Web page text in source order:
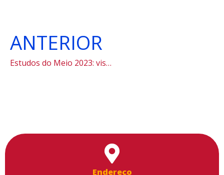
ANTERIOR
Estudos do Meio 2023: visita ao Farol Santander
Endereço